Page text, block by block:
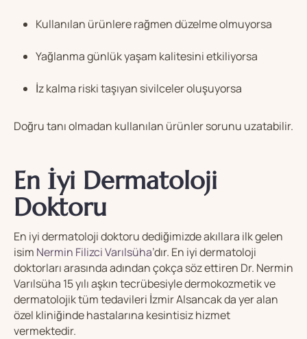
Kullanılan ürünlere rağmen düzelme olmuyorsa
Yağlanma günlük yaşam kalitesini etkiliyorsa
İz kalma riski taşıyan sivilceler oluşuyorsa
Doğru tanı olmadan kullanılan ürünler sorunu uzatabilir.
En İyi Dermatoloji
Doktoru
En iyi dermatoloji doktoru dediğimizde akıllara ilk gelen
isim Nermin Filizci Varılsüha’dır. En iyi dermatoloji
doktorları arasında adından çokça söz ettiren Dr. Nermin
Varılsüha 15 yılı aşkın tecrübesiyle dermokozmetik ve
dermatolojik tüm tedavileri İzmir Alsancak da yer alan
özel kliniğinde hastalarına kesintisiz hizmet
vermektedir.